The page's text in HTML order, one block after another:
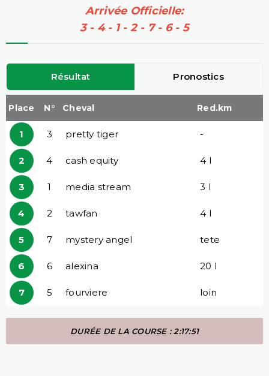
Arrivée Officielle:
3 - 4 - 1 - 2 - 7 - 6 - 5
Résultat Pronostics
Place N° Cheval Red.km
1 3 pretty tiger -
2 4 cash equity 4 l
3 1 media stream 3 l
4 2 tawfan 4 l
5 7 mystery angel tete
6 6 alexina 20 l
7 5 fourviere loin
DURÉE DE LA COURSE : 2:17:51